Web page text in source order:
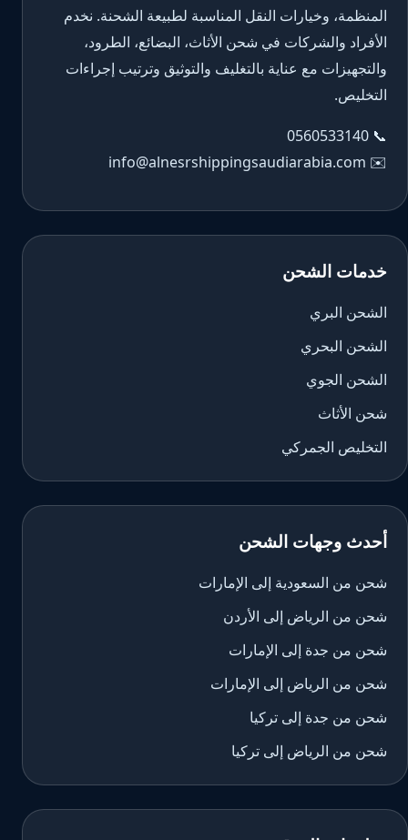
المنظمة، وخيارات النقل المناسبة لطبيعة الشحنة. نخدم
الأفراد والشركات في شحن الأثاث، البضائع، الطرود،
والتجهيزات مع عناية بالتغليف والتوثيق وترتيب إجراءات
التخليص.
📞
0560533140
✉️
info@alnesrshippingsaudiarabia.com
خدمات الشحن
الشحن البري
الشحن البحري
الشحن الجوي
شحن الأثاث
التخليص الجمركي
أحدث وجهات الشحن
شحن من السعودية إلى الإمارات
شحن من الرياض إلى الأردن
شحن من جدة إلى الإمارات
شحن من الرياض إلى الإمارات
شحن من جدة إلى تركيا
شحن من الرياض إلى تركيا